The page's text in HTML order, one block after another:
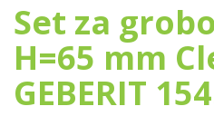
Set za
H=65 mm
GEBERIT